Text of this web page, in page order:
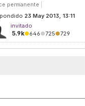
permanente
23 May 2013, 13:11
invitado
5.9k●646●725●729